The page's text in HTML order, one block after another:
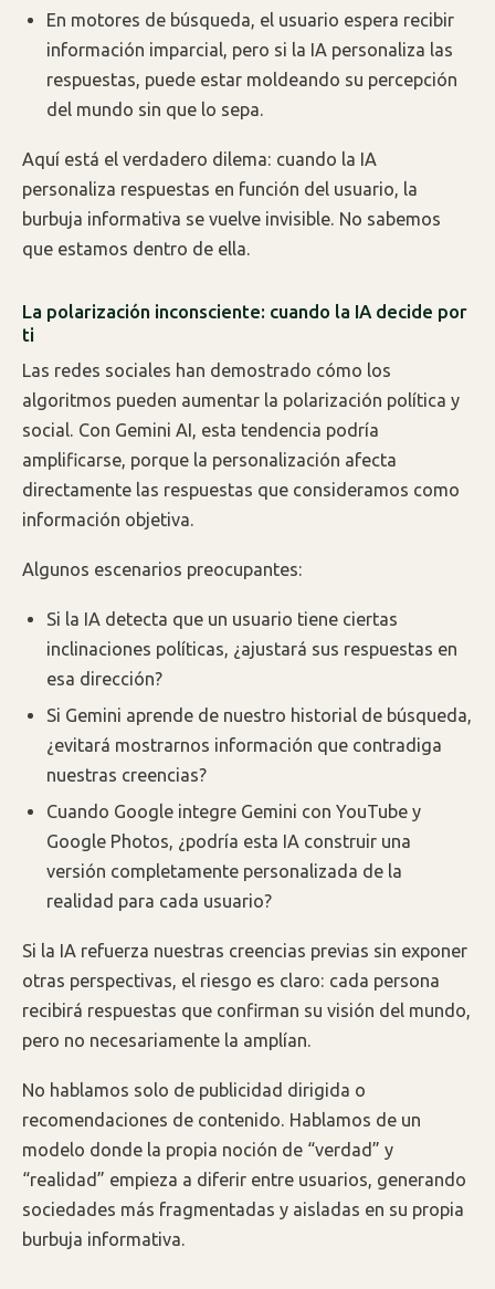
En motores de búsqueda, el usuario espera recibir
información imparcial, pero si la IA personaliza las
respuestas, puede estar moldeando su percepción
del mundo sin que lo sepa.
Aquí está el verdadero dilema: cuando la IA
personaliza respuestas en función del usuario, la
burbuja informativa se vuelve invisible. No sabemos
que estamos dentro de ella.
La polarización inconsciente: cuando la IA decide por
ti
Las redes sociales han demostrado cómo los
algoritmos pueden aumentar la polarización política y
social. Con Gemini AI, esta tendencia podría
amplificarse, porque la personalización afecta
directamente las respuestas que consideramos como
información objetiva.
Algunos escenarios preocupantes:
Si la IA detecta que un usuario tiene ciertas
inclinaciones políticas, ¿ajustará sus respuestas en
esa dirección?
Si Gemini aprende de nuestro historial de búsqueda,
¿evitará mostrarnos información que contradiga
nuestras creencias?
Cuando Google integre Gemini con YouTube y
Google Photos, ¿podría esta IA construir una
versión completamente personalizada de la
realidad para cada usuario?
Si la IA refuerza nuestras creencias previas sin exponer
otras perspectivas, el riesgo es claro: cada persona
recibirá respuestas que confirman su visión del mundo,
pero no necesariamente la amplían.
No hablamos solo de publicidad dirigida o
recomendaciones de contenido. Hablamos de un
modelo donde la propia noción de “verdad” y
“realidad” empieza a diferir entre usuarios, generando
sociedades más fragmentadas y aisladas en su propia
burbuja informativa.